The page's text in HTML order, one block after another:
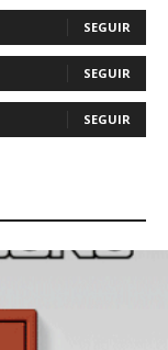
SEGUIR
SEGUIR
SEGUIR